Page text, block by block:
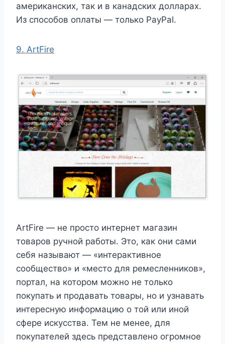
американских, так и в канадских долларах.
Из способов оплаты — только PayPal.
9. ArtFire
ArtFire — не просто интернет магазин
товаров ручной работы. Это, как они сами
себя называют — «интерактивное
сообщество» и «место для ремесленников»,
портал, на котором можно не только
покупать и продавать товары, но и узнавать
интересную информацию о той или иной
сфере искусства. Тем не менее, для
покупателей здесь представлено огромное